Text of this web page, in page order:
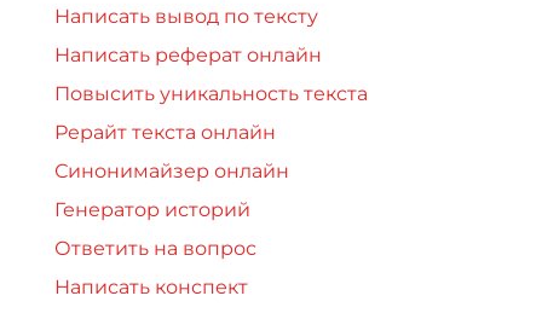
Написать вывод по тексту
Написать реферат онлайн
Повысить уникальность текста
Рерайт текста онлайн
Синонимайзер онлайн
Генератор историй
Ответить на вопрос
Написать конспект